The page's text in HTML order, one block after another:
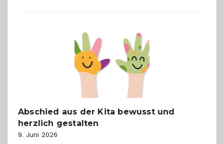
besser
verstehen
Abschied aus der Kita bewusst und
herzlich gestalten
9. Juni 2026